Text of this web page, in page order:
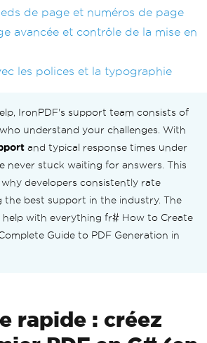
de page et numéros de page
avancée et contrôle de la mise en
les polices et la typographie
IronPDF's support team consists of
who understand your challenges. With
and typical response times under
never stuck waiting for answers. This
developers consistently rate
the best support in the industry. The
help with everything fr# How to Create
Guide to PDF Generation in
rapide : créez